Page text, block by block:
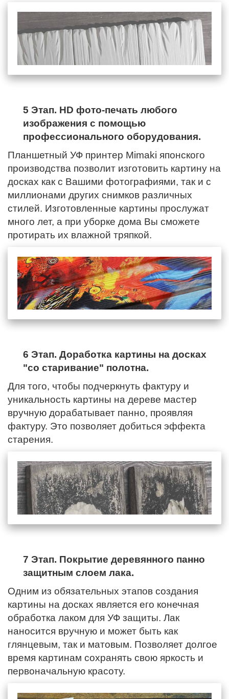
5 Этап. HD фото-печать любого
изображения с помощью
профессионального оборудования.
Планшетный УФ принтер Mimaki японского
производства позволит изготовить картину на
досках как с Вашими фотографиями, так и с
миллионами других снимков различных
стилей. Изготовленные картины прослужат
много лет, а при уборке дома Вы сможете
протирать их влажной тряпкой.
6 Этап. Доработка картины на досках
"со старивание" полотна.
Для того, чтобы подчеркнуть фактуру и
уникальность картины на дереве мастер
вручную дорабатывает панно, проявляя
фактуру. Это позволяет добиться эффекта
старения.
7 Этап. Покрытие деревянного панно
защитным слоем лака.
Одним из обязательных этапов создания
картины на досках является его конечная
обработка лаком для УФ защиты. Лак
наносится вручную и может быть как
глянцевым, так и матовым. Позволяет долгое
время картинам сохранять свою яркость и
первоначальную красоту.